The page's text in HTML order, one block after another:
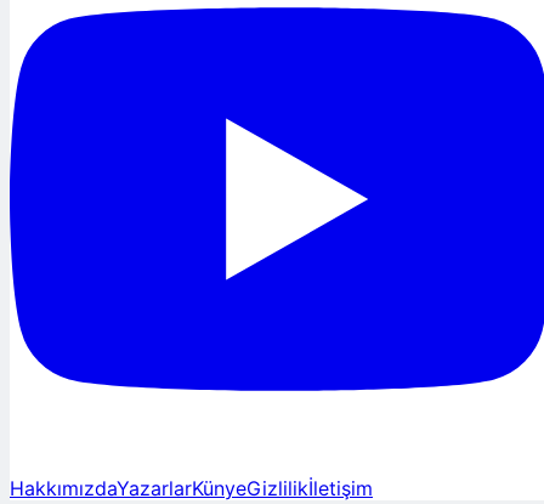
HakkımızdaYazarlarKünyeGizlilikİletişim